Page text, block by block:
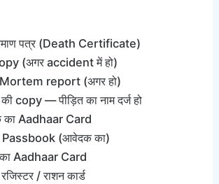
पत्र (Death Certificate)
(अगर accident में हो)
report (अगर हो)
copy — पीड़ित का नाम दर्ज हो
Aadhaar Card
Passbook (आवेदक का)
का Aadhaar Card
रजिस्टर / राशन कार्ड